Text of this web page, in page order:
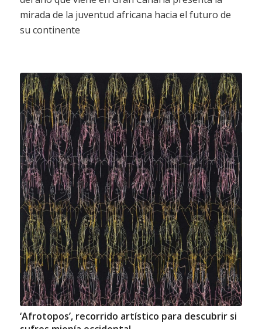
mirada de la juventud africana hacia el futuro de
su continente
‘Afrotopos’, recorrido artístico para descubrir si